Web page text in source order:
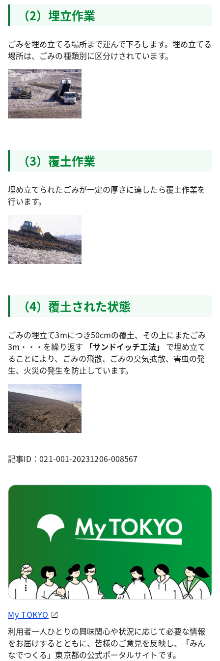
（2）埋立作業
ごみを埋め立てる場所まで運んで下ろします。埋め立てる
場所は、ごみの種類別に区分けされています。
（3）覆土作業
埋め立てられたごみが一定の厚さに達したら覆土作業を
行います。
（4）覆土された状態
ごみの埋立て3mにつき50cmの覆土、その上にまたごみ
3m・・・を繰り返す 「サンドイッチ工法」
で埋め立て
ることにより、ごみの飛散、ごみの臭気拡散、害虫の発
生、火災の発生を防止しています。
記事ID：021-001-20231206-008567
My TOKYO
利用者一人ひとりの興味関心や状況に応じて必要な情報
をお届けするとともに、皆様のご意見を反映し、「みん
なでつくる」東京都の公式ポータルサイトです。